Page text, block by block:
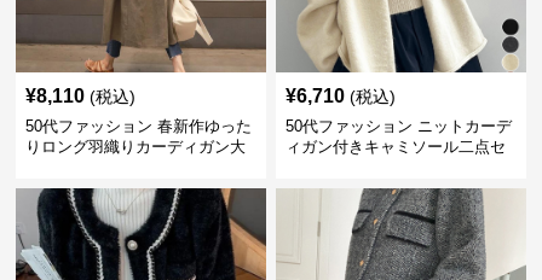
¥8,110 (税込)
50代ファッション 春新作ゆった
りロング羽織りカーディガン大
¥6,710 (税込)
50代ファッション ニットカーデ
ィガン付きキャミソール二点セ